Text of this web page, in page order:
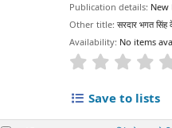
Publication details: New
Other title:सरदार भगत सिंह
Availability: No items
star rating
Save to lists